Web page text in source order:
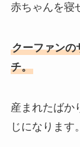
赤ちゃんを寝
クーファンの
チ。
産まれたばか
じになります。